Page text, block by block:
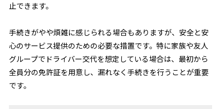
止できます。
手続きがやや煩雑に感じられる場合もありますが、安全と安
心のサービス提供のための必要な措置です。特に家族や友人
グループでドライバー交代を想定している場合は、最初から
全員分の免許証を用意し、漏れなく手続きを行うことが重要
です。